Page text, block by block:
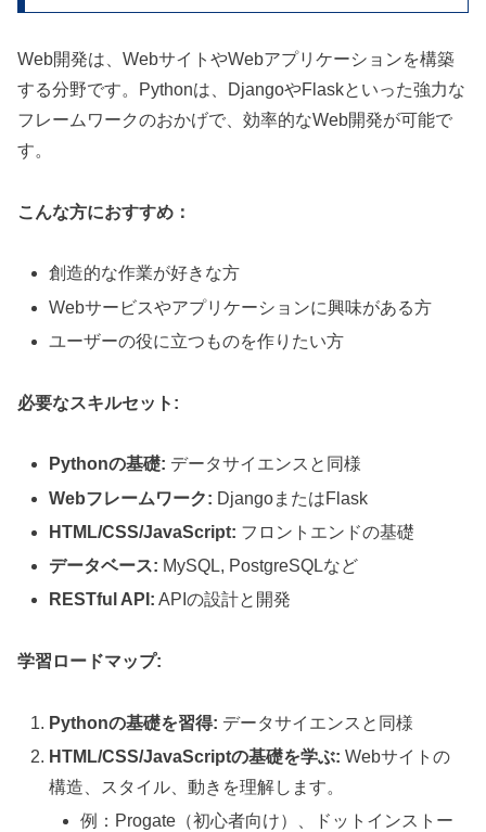
Web開発は、WebサイトやWebアプリケーションを構築
する分野です。Pythonは、DjangoやFlaskといった強力な
フレームワークのおかげで、効率的なWeb開発が可能で
す。
こんな方におすすめ：
創造的な作業が好きな方
Webサービスやアプリケーションに興味がある方
ユーザーの役に立つものを作りたい方
必要なスキルセット:
Pythonの基礎: データサイエンスと同様
Webフレームワーク: DjangoまたはFlask
HTML/CSS/JavaScript: フロントエンドの基礎
データベース: MySQL, PostgreSQLなど
RESTful API: APIの設計と開発
学習ロードマップ:
Pythonの基礎を習得: データサイエンスと同様
HTML/CSS/JavaScriptの基礎を学ぶ: Webサイトの
構造、スタイル、動きを理解します。
例：Progate（初心者向け）、ドットインストー